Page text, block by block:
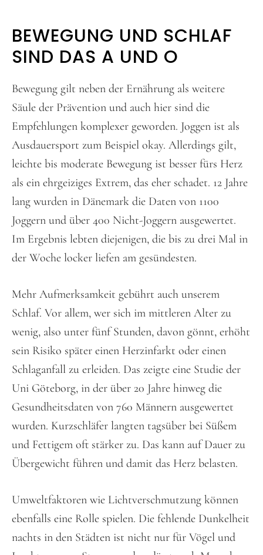
BEWEGUNG UND SCHLAF
SIND DAS A UND O
Bewegung gilt neben der Ernährung als weitere
Säule der Prävention und auch hier sind die
Empfehlungen komplexer geworden. Joggen ist als
Ausdauersport zum Beispiel okay. Allerdings gilt,
leichte bis moderate Bewegung ist besser fürs Herz
als ein ehrgeiziges Extrem, das eher schadet. 12 Jahre
lang wurden in Dänemark die Daten von 1100
Joggern und über 400 Nicht-Joggern ausgewertet.
Im Ergebnis lebten diejenigen, die bis zu drei Mal in
der Woche locker liefen am gesündesten.
Mehr Aufmerksamkeit gebührt auch unserem
Schlaf. Vor allem, wer sich im mittleren Alter zu
wenig, also unter fünf Stunden, davon gönnt, erhöht
sein Risiko später einen Herzinfarkt oder einen
Schlaganfall zu erleiden. Das zeigte eine Studie der
Uni Göteborg, in der über 20 Jahre hinweg die
Gesundheitsdaten von 760 Männern ausgewertet
wurden. Kurzschläfer langten tagsüber bei Süßem
und Fettigem oft stärker zu. Das kann auf Dauer zu
Übergewicht führen und damit das Herz belasten.
Umweltfaktoren wie Lichtverschmutzung können
ebenfalls eine Rolle spielen. Die fehlende Dunkelheit
nachts in den Städten ist nicht nur für Vögel und